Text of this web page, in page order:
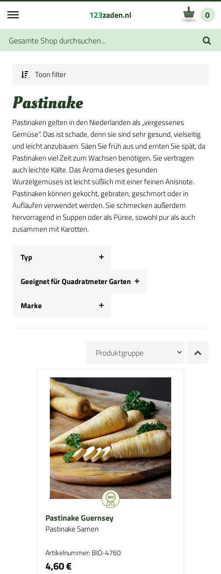
123zaden.nl 0
Toon filter
Pastinake
Pastinaken gelten in den Niederlanden als „vergessenes
Gemüse“. Das ist schade, denn sie sind sehr gesund, vielseitig
und leicht anzubauen. Säen Sie früh aus und ernten Sie spät, da
Pastinaken viel Zeit zum Wachsen benötigen. Sie vertragen
auch leichte Kälte. Das Aroma dieses gesunden
Wurzelgemüses ist leicht süßlich mit einer feinen Anisnote.
Pastinaken können gekocht, gebraten, geschmort oder in
Aufläufen verwendet werden. Sie schmecken außerdem
hervorragend in Suppen oder als Püree, sowohl pur als auch
zusammen mit Karotten.
Typ
Geeignet für Quadratmeter Garten
Marke
Pastinake Guernsey
Pastinake Samen
Artikelnummer: BIO-4760
4,60 €